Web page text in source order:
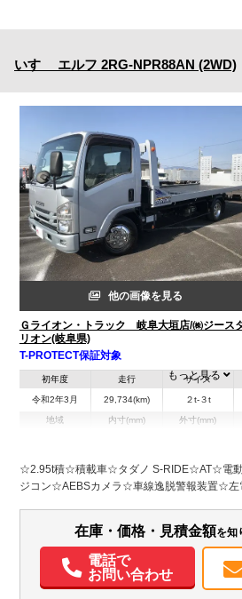
いすゞ エルフ 2RG-NPR88AN (2WD)
他の画像を見る
Ｇライオン・トラック 岐阜大垣店/㈱ジース
リオン(岐阜県)
T-PROTECT保証対象
初年度
令和2年3月
走行
29,734(km)
サイズ
２t-３t
地域 内寸(mm) 外寸(mm)
装備情報
パワステ
電動格納ミラー
ETC
もっと見る
☆2.95t積☆積載車☆タダノ S-RIDE☆AT☆電
ジコン☆AEBSカメラ☆車線逸脱警報装置☆左
在庫・価格・見積金額を知
電話で
お問い合わせ